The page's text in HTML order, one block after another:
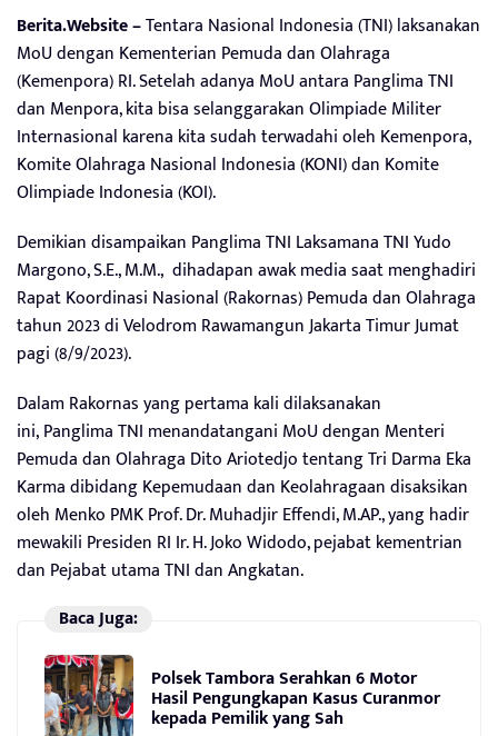
Berita.Website –Tentara Nasional Indonesia (TNI) laksanakan
MoU dengan Kementerian Pemuda dan Olahraga
(Kemenpora) RI. Setelah adanya MoU antara Panglima TNI
dan Menpora, kita bisa selanggarakan Olimpiade Militer
Internasional karena kita sudah terwadahi oleh Kemenpora,
Komite Olahraga Nasional Indonesia (KONI) dan Komite
Olimpiade Indonesia (KOI).
Demikian disampaikan Panglima TNI Laksamana TNI Yudo
Margono, S.E., M.M., dihadapan awak media saat menghadiri
Rapat Koordinasi Nasional (Rakornas) Pemuda dan Olahraga
tahun 2023 di Velodrom Rawamangun Jakarta Timur Jumat
pagi (8/9/2023).
Dalam Rakornas yang pertama kali dilaksanakan
ini, Panglima TNI menandatangani MoU dengan Menteri
Pemuda dan Olahraga Dito Ariotedjo tentang Tri Darma Eka
Karma dibidang Kepemudaan dan Keolahragaan disaksikan
oleh Menko PMK Prof. Dr. Muhadjir Effendi, M.AP., yang hadir
mewakili Presiden RI Ir. H. Joko Widodo, pejabat kementrian
dan Pejabat utama TNI dan Angkatan.
Baca Juga:
Polsek Tambora Serahkan 6 Motor
Hasil Pengungkapan Kasus Curanmor
kepada Pemilik yang Sah